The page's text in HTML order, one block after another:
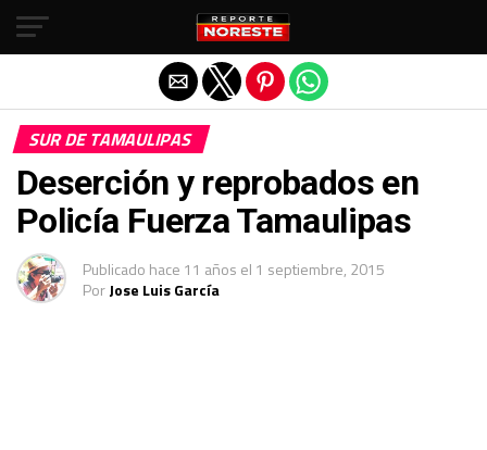
SUR DE TAMAULIPAS
Deserción y reprobados en
Policía Fuerza Tamaulipas
Publicado hace 11 años el 1 septiembre, 2015
PorJose Luis García
Salir de la versión móvil